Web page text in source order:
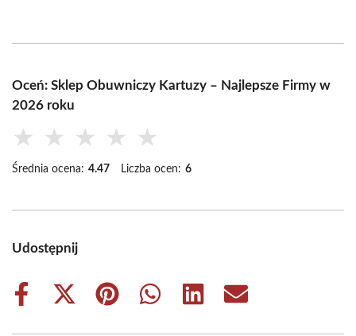
Oceń: Sklep Obuwniczy Kartuzy – Najlepsze Firmy w
2026 roku
★ ★ ★ ★ ★
Średnia ocena: 4.47 Liczba ocen: 6
Udostępnij
Share
Share
Share
Share
Share
Share